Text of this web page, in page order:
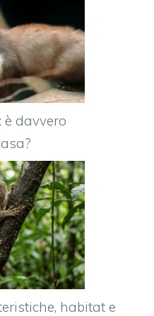
è davvero
habitat e